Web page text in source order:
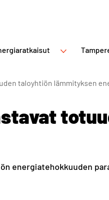
taloyhtiön lämmityksen
energiatehokkuuden